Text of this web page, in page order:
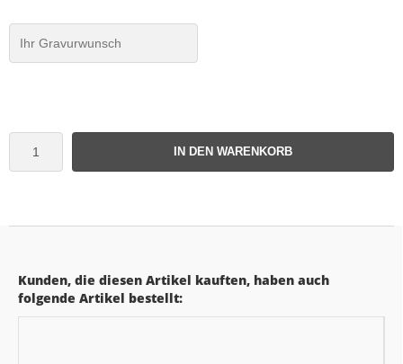
IN DEN WARENKORB
Kunden, die diesen Artikel kauften, haben auch
folgende Artikel bestellt: